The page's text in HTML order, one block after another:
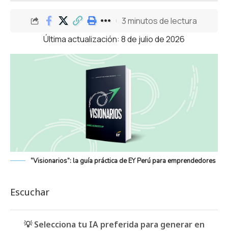
Última actualización: 8 de julio de 2026
3 minutos de lectura
“Visionarios”: la guía práctica de EY Perú para emprendedores
Escuchar
💡 Selecciona tu IA preferida para generar en